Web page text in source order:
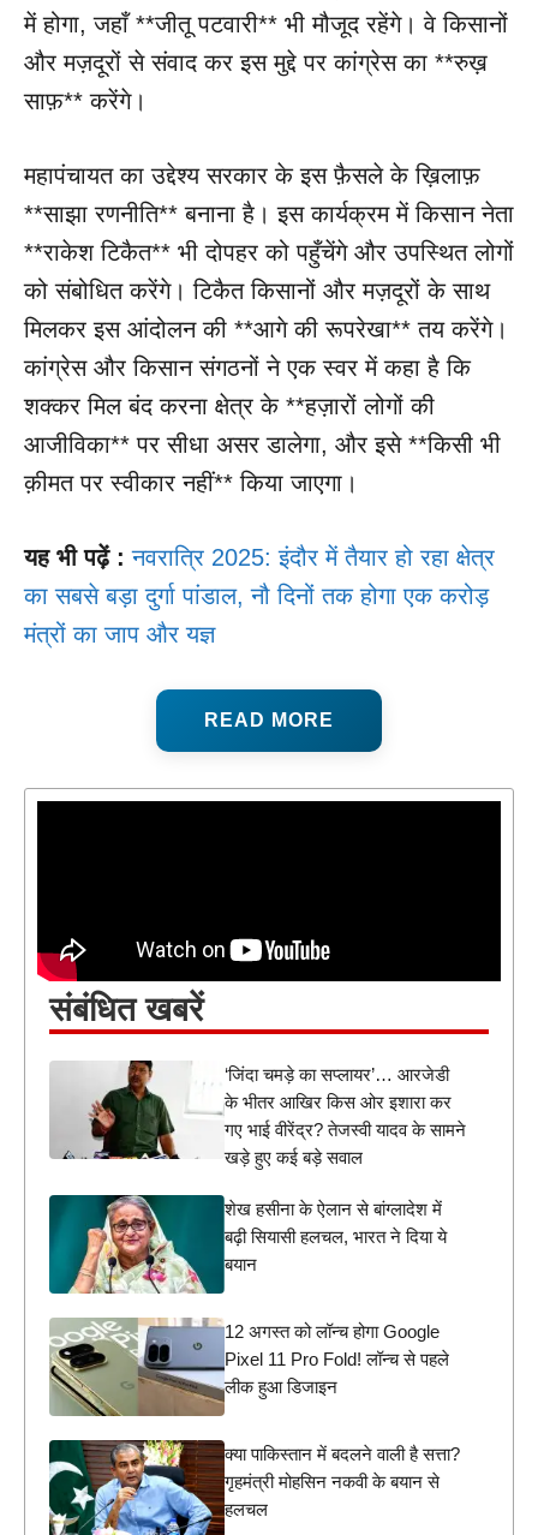
में होगा, जहाँ **जीतू पटवारी** भी मौजूद रहेंगे। वे किसानों
और मज़दूरों से संवाद कर इस मुद्दे पर कांग्रेस का **रुख़
साफ़** करेंगे।
महापंचायत का उद्देश्य सरकार के इस फ़ैसले के ख़िलाफ़
**साझा रणनीति** बनाना है। इस कार्यक्रम में किसान नेता
**राकेश टिकैत** भी दोपहर को पहुँचेंगे और उपस्थित लोगों
को संबोधित करेंगे। टिकैत किसानों और मज़दूरों के साथ
मिलकर इस आंदोलन की **आगे की रूपरेखा** तय करेंगे।
कांग्रेस और किसान संगठनों ने एक स्वर में कहा है कि
शक्कर मिल बंद करना क्षेत्र के **हज़ारों लोगों की
आजीविका** पर सीधा असर डालेगा, और इसे **किसी भी
क़ीमत पर स्वीकार नहीं** किया जाएगा।
यह भी पढ़ें :नवरात्रि 2025: इंदौर में तैयार हो रहा क्षेत्र
का सबसे बड़ा दुर्गा पांडाल, नौ दिनों तक होगा एक करोड़
मंत्रों का जाप और यज्ञ
READ MORE
संबंधित खबरें
‘जिंदा चमड़े का सप्लायर’… आरजेडी
के भीतर आखिर किस ओर इशारा कर
गए भाई वीरेंद्र? तेजस्वी यादव के सामने
खड़े हुए कई बड़े सवाल
शेख हसीना के ऐलान से बांग्लादेश में
बढ़ी सियासी हलचल, भारत ने दिया ये
बयान
12 अगस्त को लॉन्च होगा Google
Pixel 11 Pro Fold! लॉन्च से पहले
लीक हुआ डिजाइन
क्या पाकिस्तान में बदलने वाली है सत्ता?
गृहमंत्री मोहसिन नकवी के बयान से
हलचल